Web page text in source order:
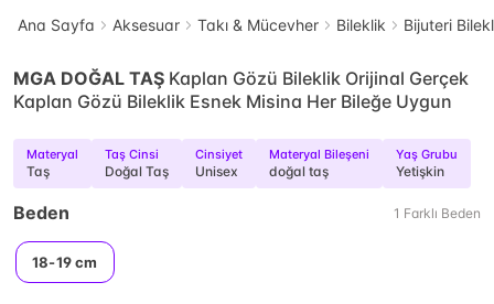
Ana Sayfa Aksesuar Takı & Mücevher Bileklik Bijuteri
MGA DOĞAL TAŞ Kaplan Gözü Bileklik Orijinal Gerçek
Kaplan Gözü Bileklik Esnek Misina Her Bileğe Uygun
Materyal
Taş
Taş Cinsi
Doğal Taş
Cinsiyet
Unisex
Materyal Bileşeni
doğal taş
Yaş Grubu
Yetişkin
Beden 1 Farklı Beden
18-19 cm